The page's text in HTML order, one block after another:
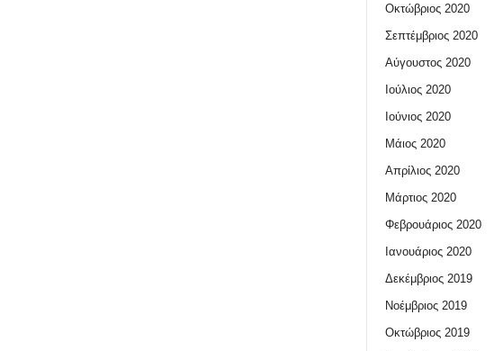
Οκτώβριος 2020
Σεπτέμβριος 2020
Αύγουστος 2020
Ιούλιος 2020
Ιούνιος 2020
Μάιος 2020
Απρίλιος 2020
Μάρτιος 2020
Φεβρουάριος 2020
Ιανουάριος 2020
Δεκέμβριος 2019
Νοέμβριος 2019
Οκτώβριος 2019